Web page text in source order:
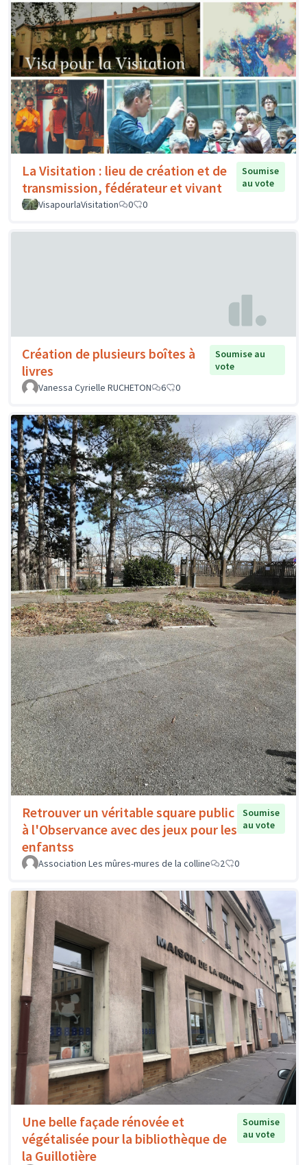
La Visitation : lieu de création et de
transmission, fédérateur et vivant
Soumise
au vote
VisapourlaVisitation
0 0
Création de plusieurs boîtes à
livres
Soumise au
vote
Vanessa Cyrielle RUCHETON
6 0
Retrouver un véritable square public
à l'Observance avec des jeux pour les
enfantss
Soumise
au vote
Association Les mûres-mures de la colline 2 0
Une belle façade rénovée et
végétalisée pour la bibliothèque de
la Guillotière
Soumise
au vote